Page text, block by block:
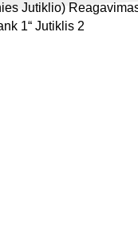
Jutiklio)
1“ Jutiklis 2